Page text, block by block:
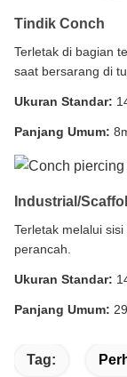
Tindik Conch
Terletak di bagian
saat bersarang di
Ukuran Standar:
Panjang Umum:
Industrial/
Terletak melalui
perancah.
Ukuran Standar:
Panjang Umum:
Tag: